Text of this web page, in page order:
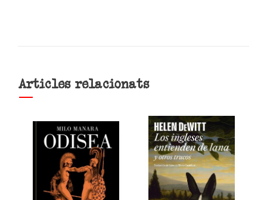
Articles relacionats